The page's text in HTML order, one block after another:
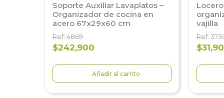
Soporte Auxiliar Lavaplatos –
Organizador de cocina en
acero 67x29x60 cm
Ref: 4869
$242,900
Añadir al carrito
vajilla
Ref: